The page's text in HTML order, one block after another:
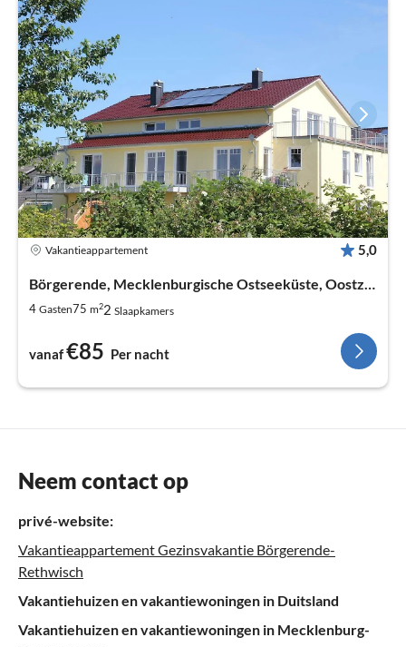
Vakantieappartement 5,0
4 Gasten75 m22 Slaapkamers
vanaf€85 Per nacht
Neem contact op
privé-website:
Vakantieappartement Gezinsvakantie Börgerende-
Rethwisch
Vakantiehuizen en vakantiewoningen in Duitsland
Vakantiehuizen en vakantiewoningen in Mecklenburg-